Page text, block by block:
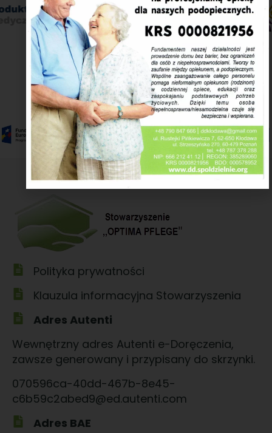
Polityka prywatności
Klauzula informacyjna Stowarzyszenia
Adres Autenti
Wewnętrzny adres Autenti e-Doręczenia,
zawsze generowany i przypisany do skrzynki.
070596ca-40dd-467b-8e45-
c6b59c2abed9@ed.autenti.com
Adres BAE